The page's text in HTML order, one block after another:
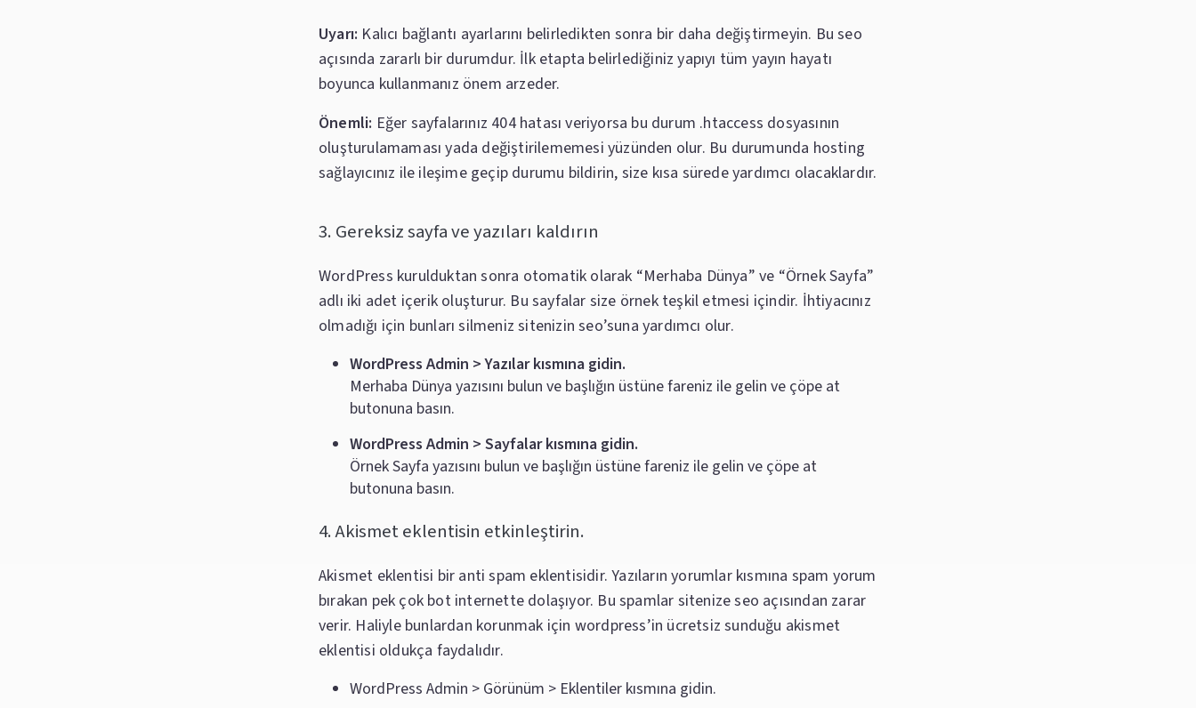
Uyarı: Kalıcı bağlantı ayarlarını belirledikten sonra bir daha değiştirmeyin. Bu seo
açısında zararlı bir durumdur. İlk etapta belirlediğiniz yapıyı tüm yayın hayatı
boyunca kullanmanız önem arzeder.
Önemli: Eğer sayfalarınız 404 hatası veriyorsa bu durum .htaccess dosyasının
oluşturulamaması yada değiştirilememesi yüzünden olur. Bu durumunda hosting
sağlayıcınız ile ileşime geçip durumu bildirin, size kısa sürede yardımcı olacaklardır.
3. Gereksiz sayfa ve yazıları kaldırın
WordPress kurulduktan sonra otomatik olarak “Merhaba Dünya” ve “Örnek Sayfa”
adlı iki adet içerik oluşturur. Bu sayfalar size örnek teşkil etmesi içindir. İhtiyacınız
olmadığı için bunları silmeniz sitenizin seo’suna yardımcı olur.
WordPress Admin > Yazılar kısmına gidin.
Merhaba Dünya yazısını bulun ve başlığın üstüne fareniz ile gelin ve çöpe at
butonuna basın.
WordPress Admin > Sayfalar kısmına gidin.
Örnek Sayfa yazısını bulun ve başlığın üstüne fareniz ile gelin ve çöpe at
butonuna basın.
4. Akismet eklentisin etkinleştirin.
Akismet eklentisi bir anti spam eklentisidir. Yazıların yorumlar kısmına spam yorum
bırakan pek çok bot internette dolaşıyor. Bu spamlar sitenize seo açısından zarar
verir. Haliyle bunlardan korunmak için wordpress’in ücretsiz sunduğu akismet
eklentisi oldukça faydalıdır.
WordPress Admin > Görünüm > Eklentiler kısmına gidin.